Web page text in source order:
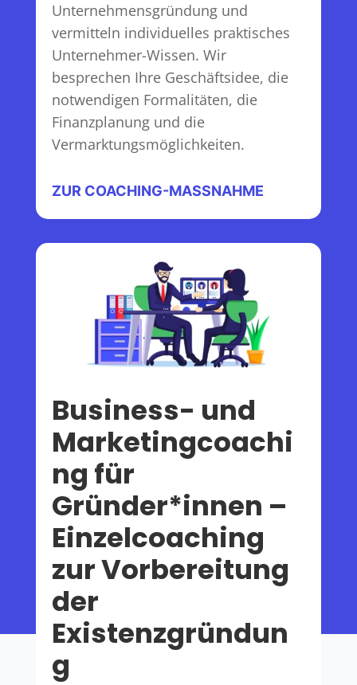
Unternehmensgründung und
vermitteln individuelles praktisches
Unternehmer-Wissen. Wir
besprechen Ihre Geschäftsidee, die
notwendigen Formalitäten, die
Finanzplanung und die
Vermarktungsmöglichkeiten.
ZUR COACHING-MASSNAHME
Business- und
Marketingcoachi
ng für
Gründer*innen –
Einzelcoaching
zur Vorbereitung
der
Existenzgründun
g